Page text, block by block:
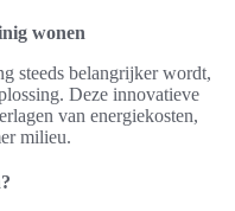
wonen
steeds belangrijker wordt,
Deze innovatieve
van energiekosten,
milieu.